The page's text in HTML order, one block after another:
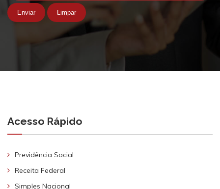
Enviar Limpar
Acesso Rápido
Previdência Social
Receita Federal
Simples Nacional